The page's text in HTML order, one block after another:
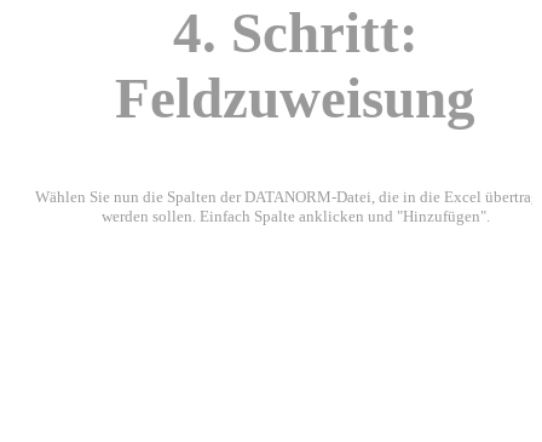
4. Schritt:
Feldzuweisung
Wählen Sie nun die Spalten der DATANORM-Datei, die in die Excel
werden sollen. Einfach Spalte anklicken und "Hinzufügen".